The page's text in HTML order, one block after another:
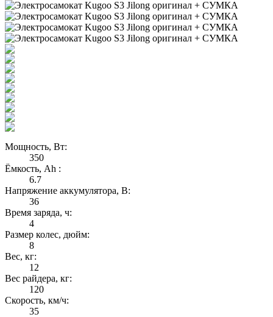
Мощность, Вт:
350
Ёмкость, Ah :
6.7
Напряжение аккумулятора, В:
36
Время заряда, ч:
4
Размер колес, дюйм:
8
Вес, кг:
12
Вес райдера, кг:
120
Скорость, км/ч:
35